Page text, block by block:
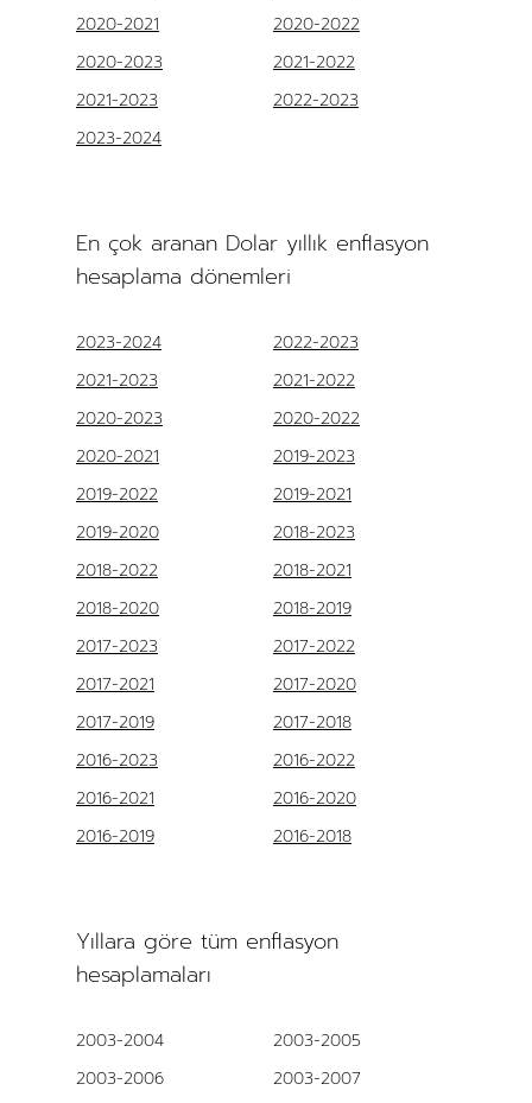
2020-2021
2020-2022
2020-2023
2021-2022
2021-2023
2022-2023
2023-2024
En çok aranan Dolar yıllık enflasyon
hesaplama dönemleri
2023-2024
2022-2023
2021-2023
2021-2022
2020-2023
2020-2022
2020-2021
2019-2023
2019-2022
2019-2021
2019-2020
2018-2023
2018-2022
2018-2021
2018-2020
2018-2019
2017-2023
2017-2022
2017-2021
2017-2020
2017-2019
2017-2018
2016-2023
2016-2022
2016-2021
2016-2020
2016-2019
2016-2018
Yıllara göre tüm enflasyon
hesaplamaları
2003-2004
2003-2005
2003-2006
2003-2007